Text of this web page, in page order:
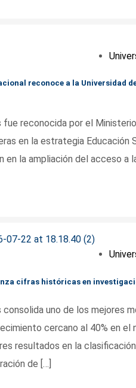
reconoce a la Universidad
fue reconocida por el
en la estrategia Educación
en la ampliación del acceso
cifras históricas en
consolida uno de los mejores
cercano al 40% en
resultados en la
de […]